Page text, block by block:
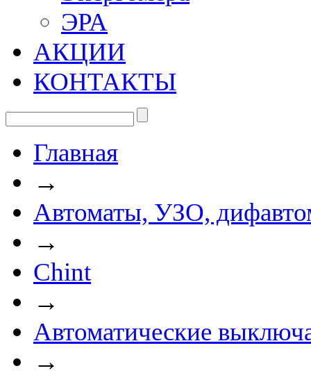
ЭРА
АКЦИИ
КОНТАКТЫ
Главная
→
Автоматы, УЗО,
→
Chint
→
Автоматические
→